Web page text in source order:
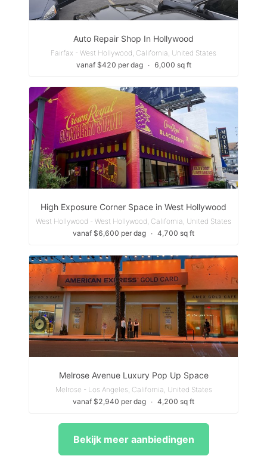
Auto Repair Shop In Hollywood
Fairfax - West Hollywood, California, United States
vanaf $420 per dag
∙ 6,000 sq ft
High Exposure Corner Space in West Hollywood
West Hollywood - West Hollywood, California, United States
vanaf $6,600 per dag ∙ 4,700 sq ft
Melrose Avenue Luxury Pop Up Space
Melrose - Los Angeles, California, United States
vanaf $2,940 per dag ∙ 4,200 sq ft
Bekijk meer aanbiedingen